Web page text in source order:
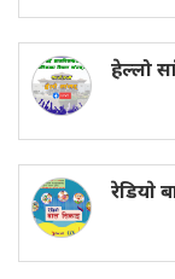
हेल्लो
रेडियाे